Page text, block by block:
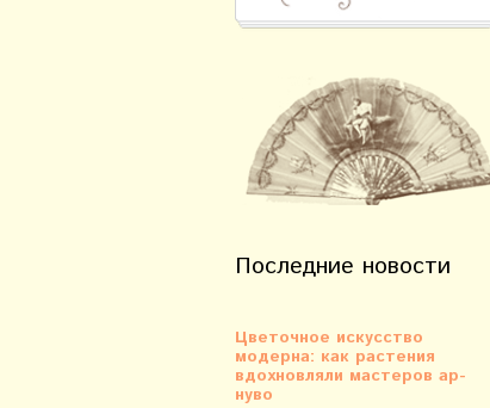
Последние новости
Цветочное искусство
модерна: как растения
вдохновляли мастеров ар-
нуво